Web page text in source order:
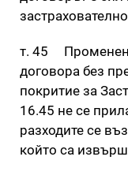
т. 45
договора без
покритие за
16.45 не се
разходите се
който са